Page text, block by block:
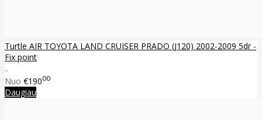
Turtle AIR TOYOTA LAND CRUISER PRADO (J120) 2002-2009 5dr -
Fix point
..
Nuo €19000
Daugiau